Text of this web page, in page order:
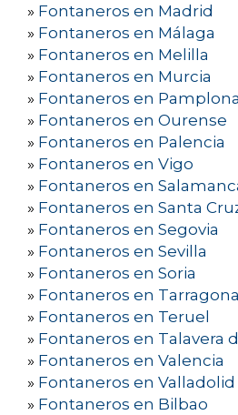
» Fontaneros en Madrid
» Fontaneros en Málaga
» Fontaneros en Melilla
» Fontaneros en Murcia
» Fontaneros en Pamplona
» Fontaneros en Ourense
» Fontaneros en Palencia
» Fontaneros en Vigo
» Fontaneros en
» Fontaneros en Santa
» Fontaneros en Segovia
» Fontaneros en Sevilla
» Fontaneros en Soria
» Fontaneros en Tarragona
» Fontaneros en Teruel
» Fontaneros en Talavera
» Fontaneros en Valencia
» Fontaneros en Valladolid
» Fontaneros en Bilbao